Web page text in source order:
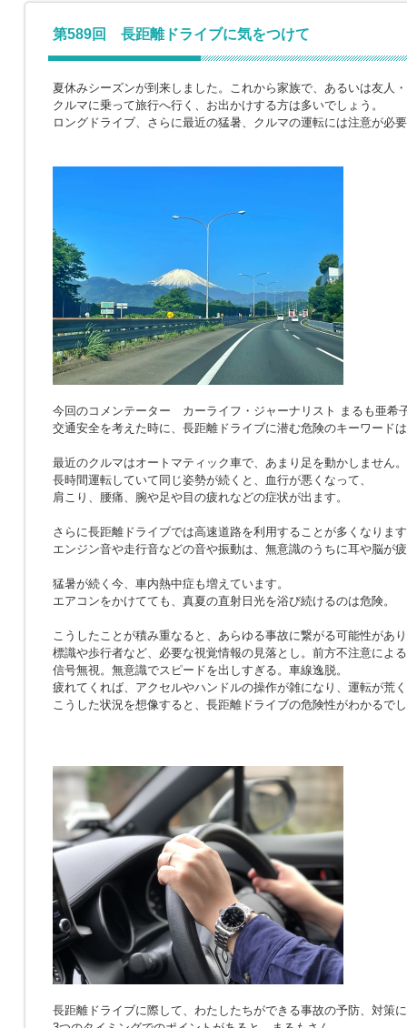
第589回 長距離ドライブに気をつけて
夏休みシーズンが到来しました。これから家族で、あるいは友人
クルマに乗って旅行へ行く、お出かけする方は多いでしょう。
ロングドライブ、さらに最近の猛暑、クルマの運転には注意が必
今回のコメンテーター カーライフ・ジャーナリスト まるも亜希
交通安全を考えた時に、長距離ドライブに潜む危険のキーワード
最近のクルマはオートマティック車で、あまり足を動かしません。
長時間運転していて同じ姿勢が続くと、血行が悪くなって、
肩こり、腰痛、腕や足や目の疲れなどの症状が出ます。
さらに長距離ドライブでは高速道路を利用することが多くなりま
エンジン音や走行音などの音や振動は、無意識のうちに耳や脳が
猛暑が続く今、車内熱中症も増えています。
エアコンをかけてても、真夏の直射日光を浴び続けるのは危険。
こうしたことが積み重なると、あらゆる事故に繋がる可能性があ
標識や歩行者など、必要な視覚情報の見落とし。前方不注意によ
信号無視。無意識でスピードを出しすぎる。車線逸脱。
疲れてくれば、アクセルやハンドルの操作が雑になり、運転が荒
こうした状況を想像すると、長距離ドライブの危険性がわかるで
長距離ドライブに際して、わたしたちができる事故の予防、対策